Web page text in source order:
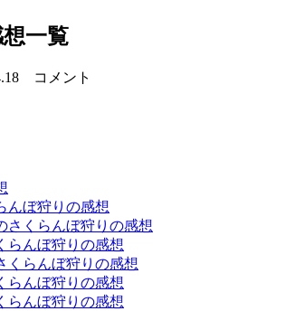
想一覧
コメント
んぼ狩りの感想
さくらんぼ狩りの感想
らんぼ狩りの感想
くらんぼ狩りの感想
らんぼ狩りの感想
らんぼ狩りの感想